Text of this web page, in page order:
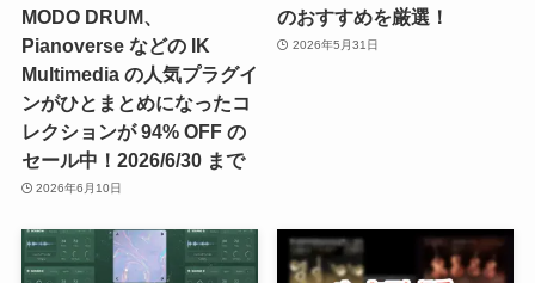
MODO DRUM、
Pianoverse などの IK
Multimedia の人気プラグイ
ンがひとまとめになったコ
レクションが 94% OFF の
セール中！2026/6/30 まで
2026年6月10日
のおすすめを厳選！
2026年5月31日